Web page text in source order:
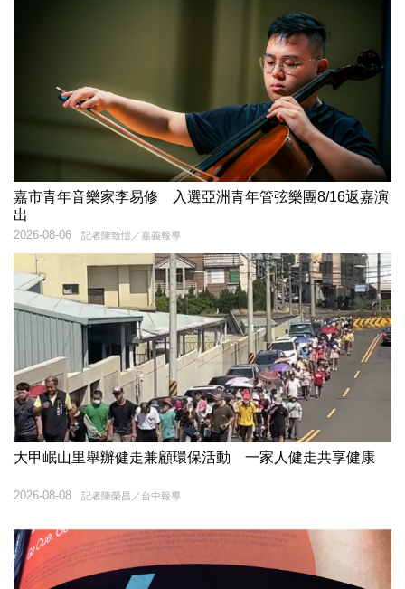
嘉市青年音樂家李易修 入選亞洲青年管弦樂團8/16返嘉演
出
記者陳致愷／嘉義報導
2026-08-06
大甲岷山里舉辦健走兼顧環保活動 一家人健走共享健康
記者陳榮昌／台中報導
2026-08-08